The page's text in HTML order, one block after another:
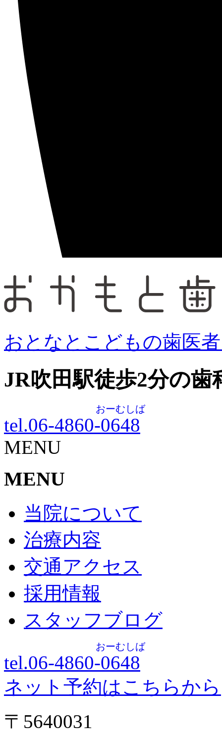
おとなとこどもの歯医
JR吹田駅徒歩2分の歯
tel.06-4860-0648
おーむしば
MENU
MENU
当院について
治療内容
交通アクセス
採用情報
スタッフブログ
tel.06-4860-0648
おーむしば
ネット予約はこちらから
〒5640031